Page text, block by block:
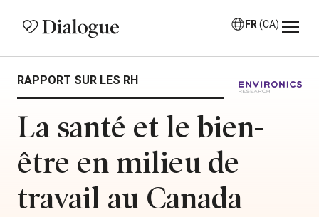
FR (CA)
RAPPORT SUR LES RH
La santé et le bien-
être en milieu de
travail au Canada